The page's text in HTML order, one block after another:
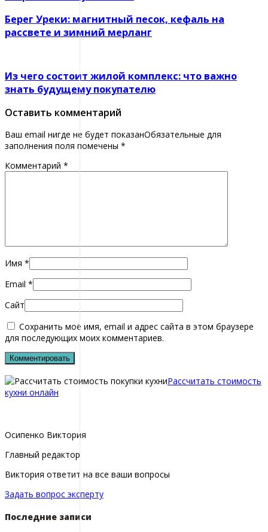
Берег Уреки: магнитный песок, кефаль на
рассвете и зимний мерланг
Из чего состоит жилой комплекс: что важно
знать будущему покупателю
Оставить комментарий
Ваш email нигде не будет показанОбязательные для
заполнения поля помечены *
Комментарий *
Имя *
Email *
Сайт
Сохранить моё имя, email и адрес сайта в этом браузере
для последующих моих комментариев.
Рассчитать стоимость
кухни онлайн
Осипенко Виктория
Главный редактор
Виктория ответит на все ваши вопросы
Задать вопрос эксперту
Последние записи